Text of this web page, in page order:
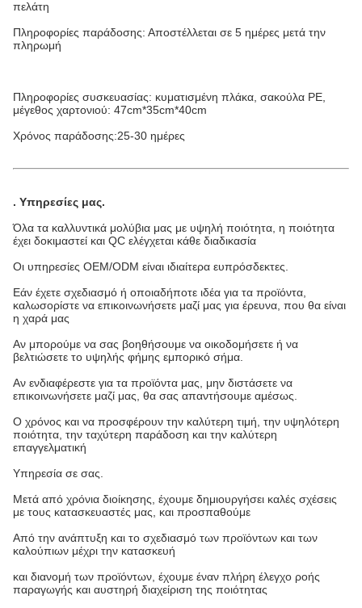
πελάτη
Πληροφορίες παράδοσης: Αποστέλλεται σε 5 ημέρες μετά την
πληρωμή
Πληροφορίες συσκευασίας: κυματισμένη πλάκα, σακούλα PE,
μέγεθος χαρτονιού: 47cm*35cm*40cm
Χρόνος παράδοσης:25-30 ημέρες
. Υπηρεσίες μας.
Όλα τα καλλυντικά μολύβια μας με υψηλή ποιότητα, η ποιότητα
έχει δοκιμαστεί και QC ελέγχεται κάθε διαδικασία
Οι υπηρεσίες OEM/ODM είναι ιδιαίτερα ευπρόσδεκτες.
Εάν έχετε σχεδιασμό ή οποιαδήποτε ιδέα για τα προϊόντα,
καλωσορίστε να επικοινωνήσετε μαζί μας για έρευνα, που θα είναι
η χαρά μας
Αν μπορούμε να σας βοηθήσουμε να οικοδομήσετε ή να
βελτιώσετε το υψηλής φήμης εμπορικό σήμα.
Αν ενδιαφέρεστε για τα προϊόντα μας, μην διστάσετε να
επικοινωνήσετε μαζί μας, θα σας απαντήσουμε αμέσως.
Ο χρόνος και να προσφέρουν την καλύτερη τιμή, την υψηλότερη
ποιότητα, την ταχύτερη παράδοση και την καλύτερη
επαγγελματική
Υπηρεσία σε σας.
Μετά από χρόνια διοίκησης, έχουμε δημιουργήσει καλές σχέσεις
με τους κατασκευαστές μας, και προσπαθούμε
Από την ανάπτυξη και το σχεδιασμό των προϊόντων και των
καλούπιων μέχρι την κατασκευή
και διανομή των προϊόντων, έχουμε έναν πλήρη έλεγχο ροής
παραγωγής και αυστηρή διαχείριση της ποιότητας